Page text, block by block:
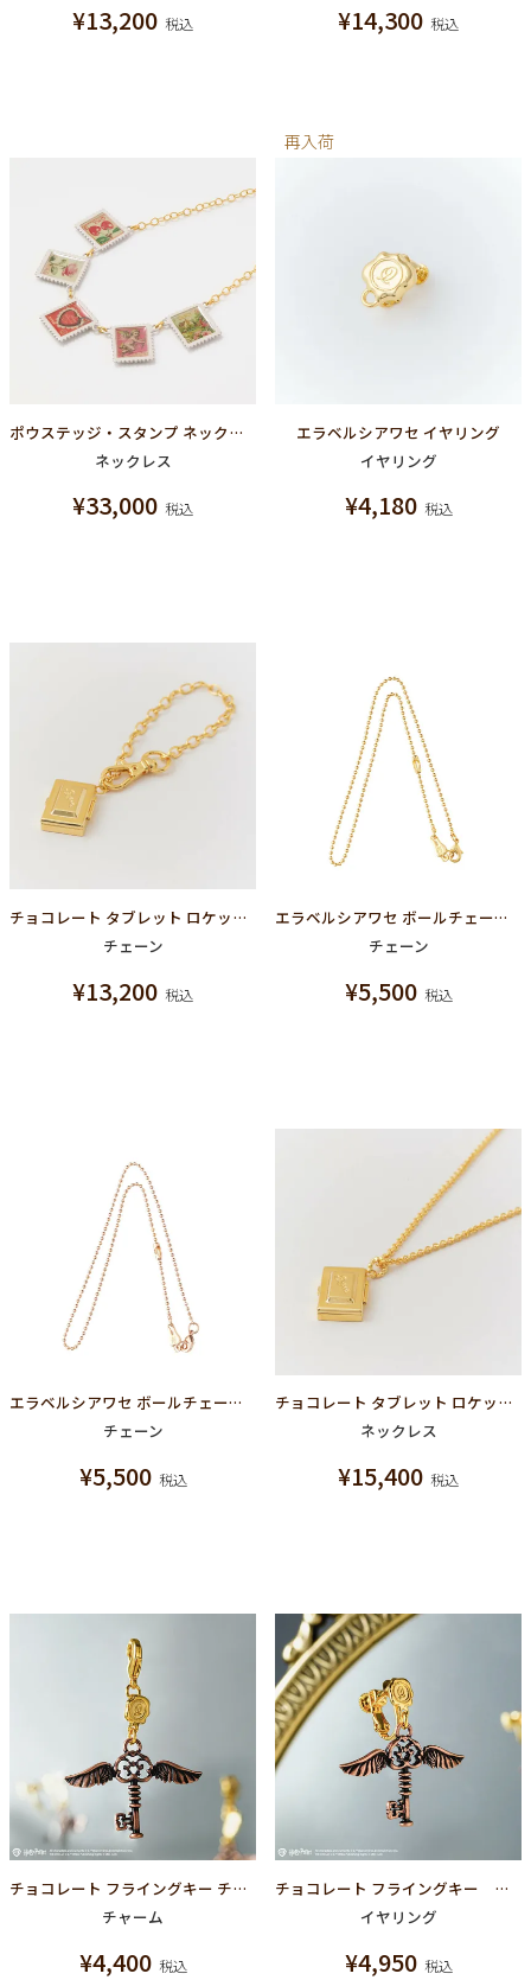
¥13,200 税込 ¥14,300 税込
ポウステッジ・スタンプ ネックレス
ネックレス
¥33,000 税込
再入荷
エラベルシアワセ イヤリング
イヤリング
¥4,180 税込
チョコレート タブレット ロケット マルチチェーン（ゴールド）
チェーン
¥13,200 税込
エラベルシアワセ ボールチェーン(Yellow Gold/40cm)
チェーン
¥5,500 税込
エラベルシアワセ ボールチェーン(Pink Gold/40cm)
チェーン
¥5,500 税込
チョコレート タブレット ロケット ネックレス（ゴールド）
ネックレス
¥15,400 税込
チョコレート フライングキー チャーム【ハリーポッターコラボ】
チャーム
¥4,400 税込
チョコレート フライングキー イヤリング【ハリーポッターコラボ】
イヤリング
¥4,950 税込